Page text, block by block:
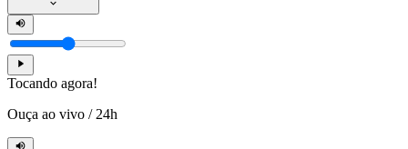
Tocando agora!
Ouça ao vivo / 24h